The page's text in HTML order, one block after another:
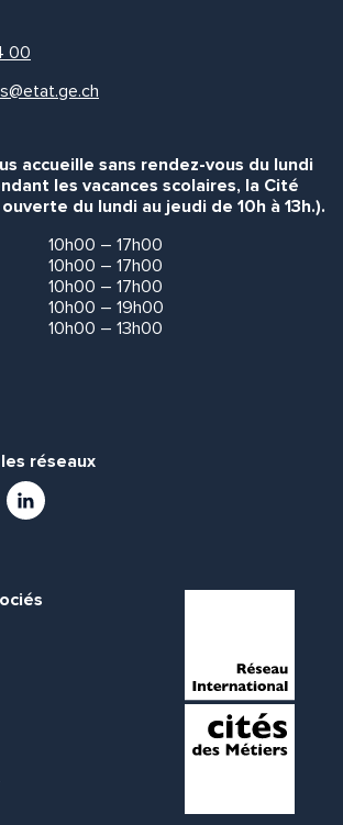
00
accueille sans rendez-vous du lundi
les vacances scolaires, la Cité
du lundi au jeudi de 10h à 13h.).
10h00 – 17h00
10h00 – 17h00
10h00 – 17h00
10h00 – 19h00
10h00 – 13h00
réseaux
LinkedIn